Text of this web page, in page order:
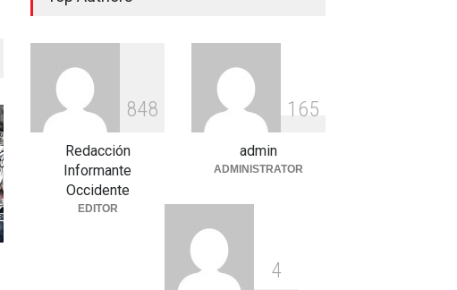
Entre críticas por nepotismo y
demandas de transparencia,
COREMEX enfrenta un nuevo
Entre críticas por nepotismo y
demandas de transparencia,
COREMEX enfrenta un nuevo
desafío
Uncategorized julio 30, 2026
848
Redacción
Informante
Occidente
EDITOR
1 65
admin
ADMINISTRATOR
4